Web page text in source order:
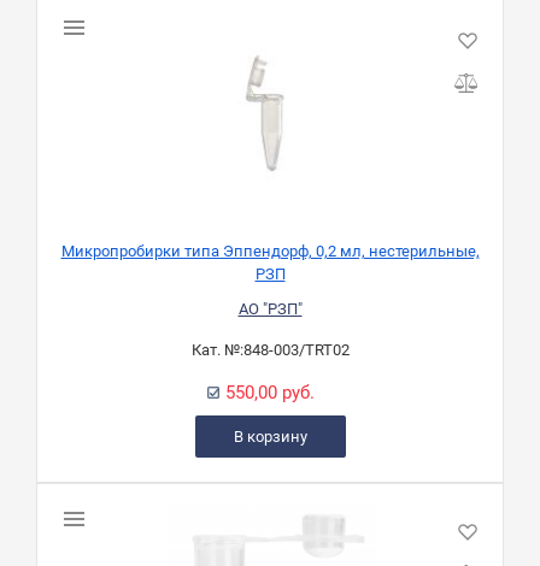
Микропробирки типа Эппендорф, 0,2 мл, нестерильные,
РЗП
АО "РЗП"
Кат. №:848-003/TRT02
550,00 руб.
В корзину